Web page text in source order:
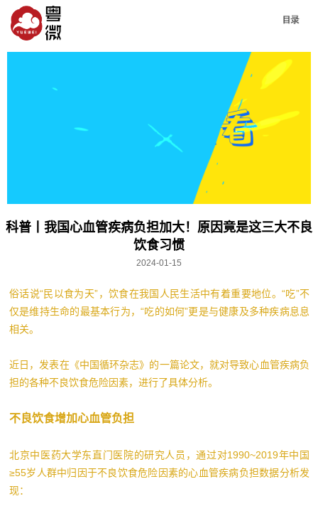
科普丨我国心血管疾病负担加大！原因竟是这三大不良
饮食习惯
2024-01-15
俗话说“民以食为天”，饮食在我国人民生活中有着重要地位。“吃”不
仅是维持生命的最基本行为，“吃的如何”更是与健康及多种疾病息息
相关。
近日，发表在《中国循环杂志》的一篇论文，就对导致心血管疾病负
担的各种不良饮食危险因素，进行了具体分析。
不良饮食增加心血管负担
北京中医药大学东直门医院的研究人员，通过对1990~2019年中国
≥55岁人群中归因于不良饮食危险因素的心血管疾病负担数据分析发
现：